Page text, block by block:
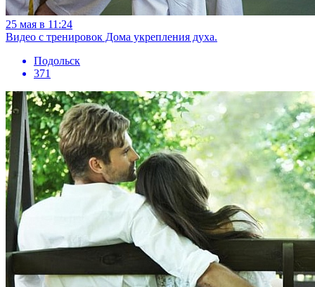
25 мая в 11:24
Видео с тренировок Дома укрепления духа.
Подольск
371